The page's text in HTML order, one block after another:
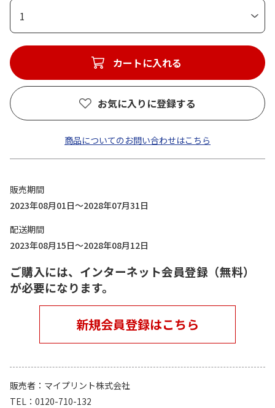
1
カートに入れる
お気に入りに登録する
商品についてのお問い合わせはこちら
販売期間
2023年08月01日～2028年07月31日
配送期間
2023年08月15日～2028年08月12日
ご購入には、インターネット会員登録（無料）
が必要になります。
新規会員登録はこちら
販売者
マイプリント株式会社
TEL
0120-710-132